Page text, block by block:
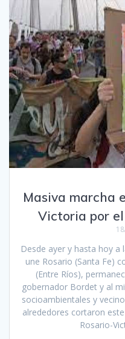
Masiva marcha
Victoria por
Desde ayer y hasta hoy a
une Rosario (Santa Fe)
(Entre Ríos),
gobernador Bordet y al
socioambientales y
alrededores cortaron
Rosario-